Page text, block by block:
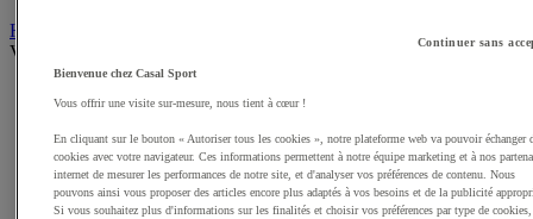
Handball
Voir tous les produits
Buts de Handball
Filets de but de Hand
Accessoires d'entrainement de Handball
Accessoires buts de Hand
Sandball
Continuer sans
Bienvenue chez Casal Sport
Vous offrir une visite sur-mesure, nous tient à cœur !
En cliquant sur le bouton « Autoriser tous les cookies », notre plateforme web va pouvoir échanger
cookies avec votre navigateur. Ces informations permettent à notre équipe marketing et à nos
internet de mesurer les performances de notre site, et d'analyser vos préférences de contenu. Nous
pouvons ainsi vous proposer des articles encore plus adaptés à vos besoins et de la publicité
Si vous souhaitez plus d'informations sur les finalités et choisir vos préférences par type de cookies,